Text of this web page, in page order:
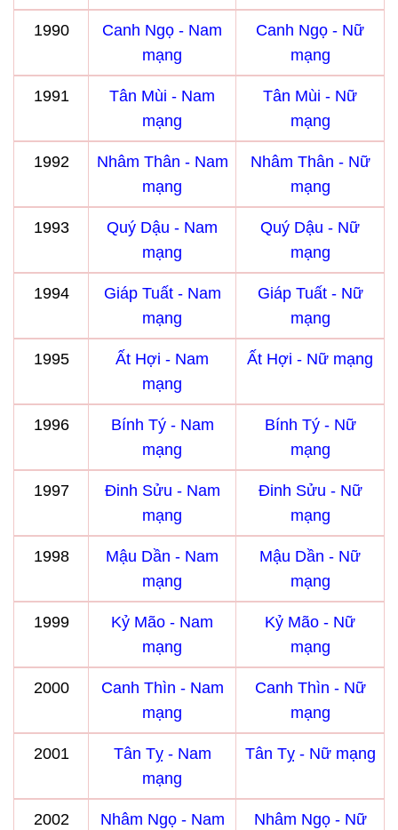
1990
Canh Ngọ - Nam
mạng
Canh Ngọ - Nữ
mạng
1991
Tân Mùi - Nam
mạng
Tân Mùi - Nữ
mạng
1992
Nhâm Thân - Nam
mạng
Nhâm Thân - Nữ
mạng
1993
Quý Dậu - Nam
mạng
Quý Dậu - Nữ
mạng
1994
Giáp Tuất - Nam
mạng
Giáp Tuất - Nữ
mạng
1995
Ất Hợi - Nam
mạng
Ất Hợi - Nữ mạng
1996
Bính Tý - Nam
mạng
Bính Tý - Nữ
mạng
1997
Đinh Sửu - Nam
mạng
Đinh Sửu - Nữ
mạng
1998
Mậu Dần - Nam
mạng
Mậu Dần - Nữ
mạng
1999
Kỷ Mão - Nam
mạng
Kỷ Mão - Nữ
mạng
2000
Canh Thìn - Nam
mạng
Canh Thìn - Nữ
mạng
2001
Tân Tỵ - Nam
mạng
Tân Tỵ - Nữ mạng
2002 Nhâm Ngọ - Nam Nhâm Ngọ - Nữ